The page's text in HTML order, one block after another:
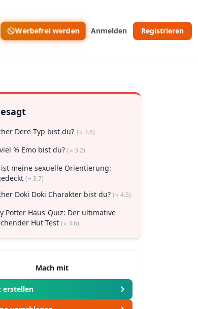
Werbefrei werden Anmelden Registrieren
Dere-Typ bist du? (⭐ 3.6)
% Emo bist du? (⭐ 3.2)
ist meine sexuelle Orientierung:
(⭐ 3.7)
Doki Doki Charakter bist du? (⭐ 4.5)
Potter Haus-Quiz: Der ultimative
Hut Test (⭐ 3.6)
Mach mit
erstellen